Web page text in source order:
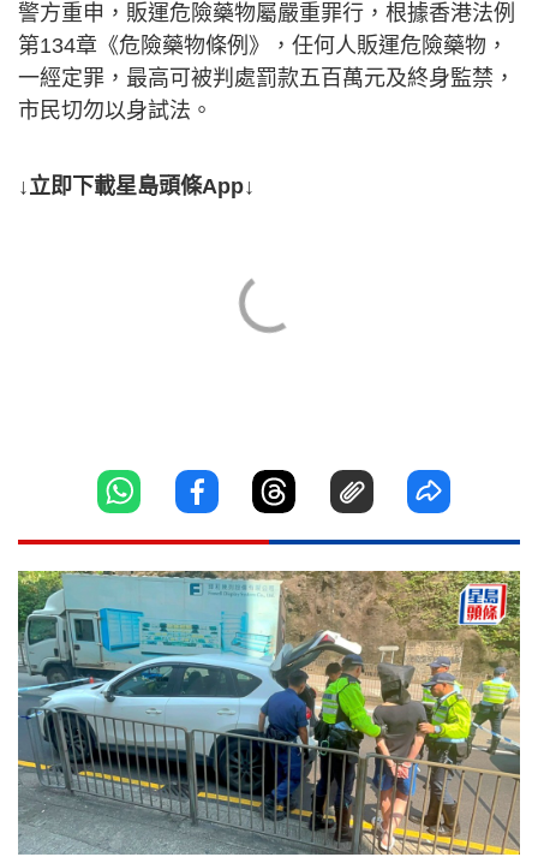
警方重申，販運危險藥物屬嚴重罪行，根據香港法例
第134章《危險藥物條例》，任何人販運危險藥物，
一經定罪，最高可被判處罰款五百萬元及終身監禁，
市民切勿以身試法。
↓立即下載星島頭條App↓